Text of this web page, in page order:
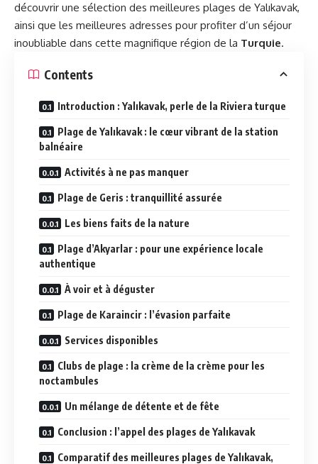
découvrir une sélection des meilleures plages de Yalıkavak,
ainsi que les meilleures adresses pour profiter d’un séjour
inoubliable dans cette magnifique région de la Turquie.
Contents
Introduction : Yalıkavak, perle de la Riviera turque
Plage de Yalıkavak : le cœur vibrant de la station
balnéaire
Activités à ne pas manquer
Plage de Geris : tranquillité assurée
Les biens faits de la nature
Plage d’Akyarlar : pour une expérience locale
authentique
À voir et à déguster
Plage de Karaincir : l’évasion parfaite
Services disponibles
Clubs de plage : la crème de la crème pour les
noctambules
Un mélange de détente et de fête
Conclusion : l’appel des plages de Yalıkavak
Comparatif des meilleures plages de Yalıkavak,